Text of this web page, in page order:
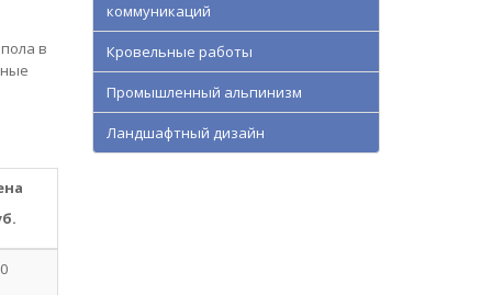
в
коммуникаций
Кровельные работы
Промышленный альпинизм
Ландшафтный дизайн